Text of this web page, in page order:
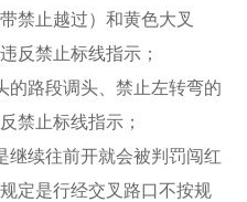
禁止越过）和黄色大叉
反禁止标线指示；
的路段调头、禁止左转弯的
禁止标线指示；
继续往前开就会被判罚闯红
定是行经交叉路口不按规